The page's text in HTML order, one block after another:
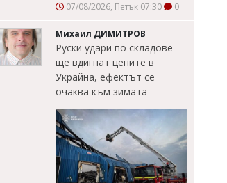
07/08/2026, Петък 07:30 0
Михаил ДИМИТРОВ
Руски удари по складове
ще вдигнат цените в
Украйна, ефектът се
очаква към зимата